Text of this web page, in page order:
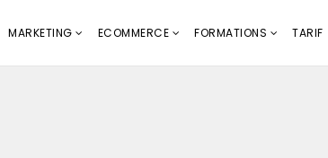
MARKETING ECOMMERCE FORMATIONS TARIF